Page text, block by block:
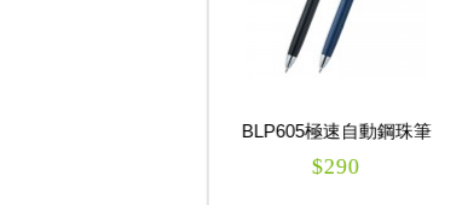
BLP605極速自動鋼珠筆
0.5mm ENERGEL
$290